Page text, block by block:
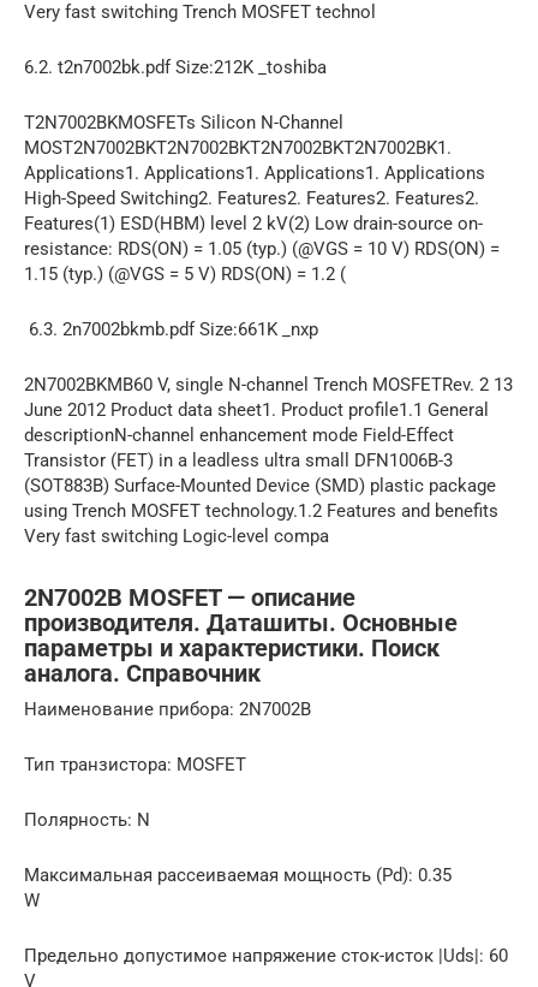
Very fast switching Trench MOSFET technol
6.2. t2n7002bk.pdf Size:212K _toshiba
T2N7002BKMOSFETs Silicon N-Channel
MOST2N7002BKT2N7002BKT2N7002BKT2N7002BK1.
Applications1. Applications1. Applications1. Applications
High-Speed Switching2. Features2. Features2. Features2.
Features(1) ESD(HBM) level 2 kV(2) Low drain-source on-
resistance: RDS(ON) = 1.05 (typ.) (@VGS = 10 V) RDS(ON) =
1.15 (typ.) (@VGS = 5 V) RDS(ON) = 1.2 (
6.3. 2n7002bkmb.pdf Size:661K _nxp
2N7002BKMB60 V, single N-channel Trench MOSFETRev. 2 13
June 2012 Product data sheet1. Product profile1.1 General
descriptionN-channel enhancement mode Field-Effect
Transistor (FET) in a leadless ultra small DFN1006B-3
(SOT883B) Surface-Mounted Device (SMD) plastic package
using Trench MOSFET technology.1.2 Features and benefits
Very fast switching Logic-level compa
2N7002B MOSFET — описание
производителя. Даташиты. Основные
параметры и характеристики. Поиск
аналога. Справочник
Наименование прибора: 2N7002B
Тип транзистора: MOSFET
Полярность: N
Максимальная рассеиваемая мощность (Pd): 0.35
W
Предельно допустимое напряжение сток-исток |Uds|: 60
V